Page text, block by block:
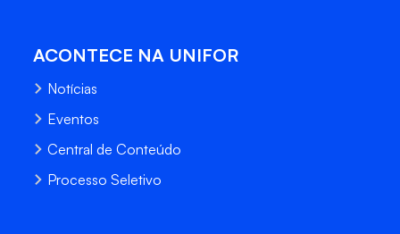
ACONTECE NA UNIFOR
Notícias
Eventos
Central de Conteúdo
Processo Seletivo